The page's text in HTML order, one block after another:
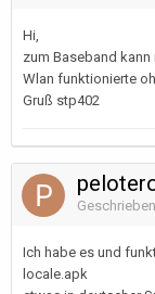
Hi,
zum Baseband kann
Wlan funktionierte
Gruß stp402
Geschrieben
Ich habe es und
locale.apk